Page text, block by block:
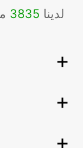
لدينا 3835